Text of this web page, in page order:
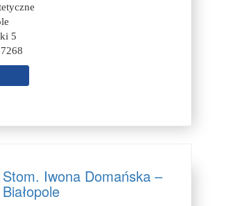
5
Iwona Domańska –